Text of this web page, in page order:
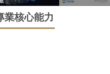
業核心能力